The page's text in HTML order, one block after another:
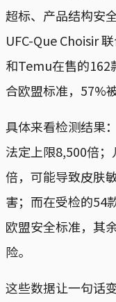
超标、产品结构安
UFC-Que Choisir
和Temu在售的162
合欧盟标准，57%
具体来看检测结果
法定上限8,500倍
倍，可能导致皮肤
害；而在受检的54
欧盟安全标准，其
险。
这些数据让一句话